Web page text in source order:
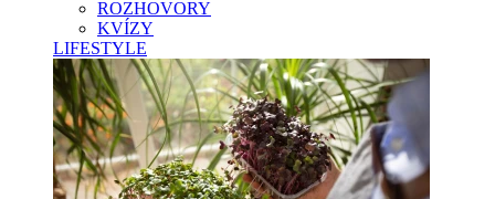
ROZHOVORY
KVÍZY
LIFESTYLE